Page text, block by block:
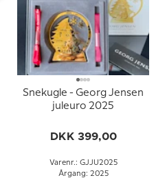
Snekugle - Georg Jensen
juleuro 2025
DKK 399,00
Varenr.: GJJU2025
Årgang: 2025